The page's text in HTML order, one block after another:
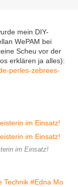
mein DIY-
WePAM bei
Scheu vor der
erklären ja alles):
perles-zebrees-
im Einsatz!
Technik #Edna Mo